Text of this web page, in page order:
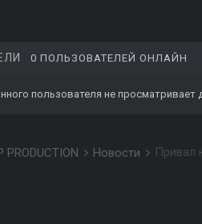
0 ПОЛЬЗОВАТЕЛЕЙ ОНЛАЙН
пользователя не просматривает
PRODUCTION Новости Привал